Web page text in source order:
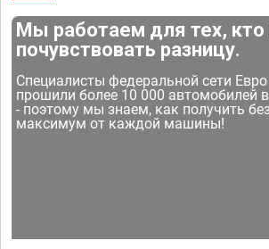
Мы работаем для тех,
почувствовать разницу.
Специалисты федеральной сети
прошили более 10 000 автомобилей
- поэтому мы знаем, как получить
максимум от каждой машины!